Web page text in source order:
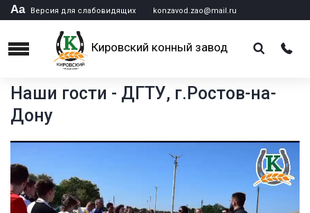
Аа Версия для слабовидящих konzavod.zao@mail.ru
Menu Кировский конный завод
Наши гости - ДГТУ, г.Ростов-на-
Дону